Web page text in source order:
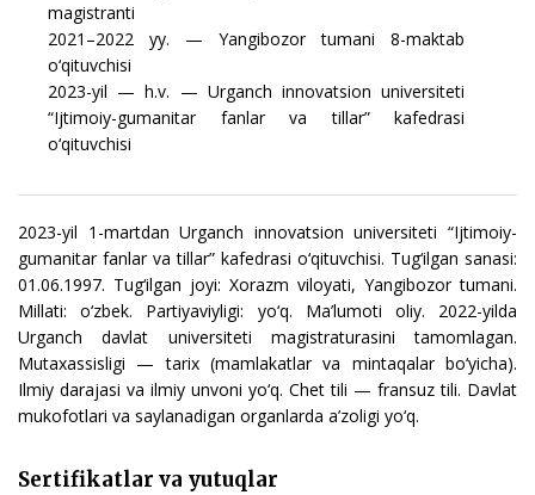
magistranti
2021–2022 yy. — Yangibozor tumani 8-maktab
o‘qituvchisi
2023-yil — h.v. — Urganch innovatsion universiteti
“Ijtimoiy-gumanitar fanlar va tillar” kafedrasi
o‘qituvchisi
2023-yil 1-martdan Urganch innovatsion universiteti “Ijtimoiy-
gumanitar fanlar va tillar” kafedrasi o‘qituvchisi. Tug‘ilgan sanasi:
01.06.1997. Tug‘ilgan joyi: Xorazm viloyati, Yangibozor tumani.
Millati: o‘zbek. Partiyaviyligi: yo‘q. Ma’lumoti oliy. 2022-yilda
Urganch davlat universiteti magistraturasini tamomlagan.
Mutaxassisligi — tarix (mamlakatlar va mintaqalar bo‘yicha).
Ilmiy darajasi va ilmiy unvoni yo‘q. Chet tili — fransuz tili. Davlat
mukofotlari va saylanadigan organlarda a’zoligi yo‘q.
Sertifikatlar va yutuqlar